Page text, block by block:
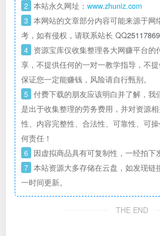
2 本站永久网址： www.zhuniz.com
3 本网站的文章部分内容可能来源于网
考，如有侵权，请联系站长 QQ
4 资源宝库仅收集整理各大网赚平台的
享，不提供任何的一对一教学指导，不
保证您一定能赚钱，风险请自行甄别。
5 付费下载的朋友应该明白并了解，我
是出于收集整理的劳务费用，并对资源
性、内容完整性、合法性、可靠性、可
何责任！
6 因虚拟商品具有可复制性，一经拍下
7 本站资源大多存储在云盘，如发现链
一时间更新。
THE END